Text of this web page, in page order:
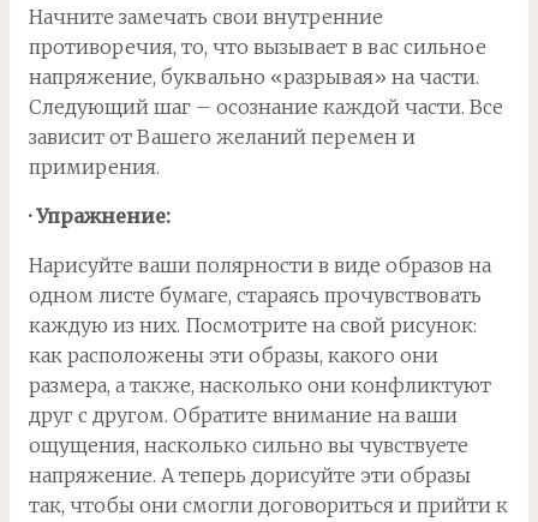
Начните замечать свои внутренние
противоречия, то, что вызывает в вас сильное
напряжение, буквально «разрывая» на части.
Следующий шаг – осознание каждой части. Все
зависит от Вашего желаний перемен и
примирения.
· Упражнение:
Нарисуйте ваши полярности в виде образов на
одном листе бумаге, стараясь прочувствовать
каждую из них. Посмотрите на свой рисунок:
как расположены эти образы, какого они
размера, а также, насколько они конфликтуют
друг с другом. Обратите внимание на ваши
ощущения, насколько сильно вы чувствуете
напряжение. А теперь дорисуйте эти образы
так, чтобы они смогли договориться и прийти к